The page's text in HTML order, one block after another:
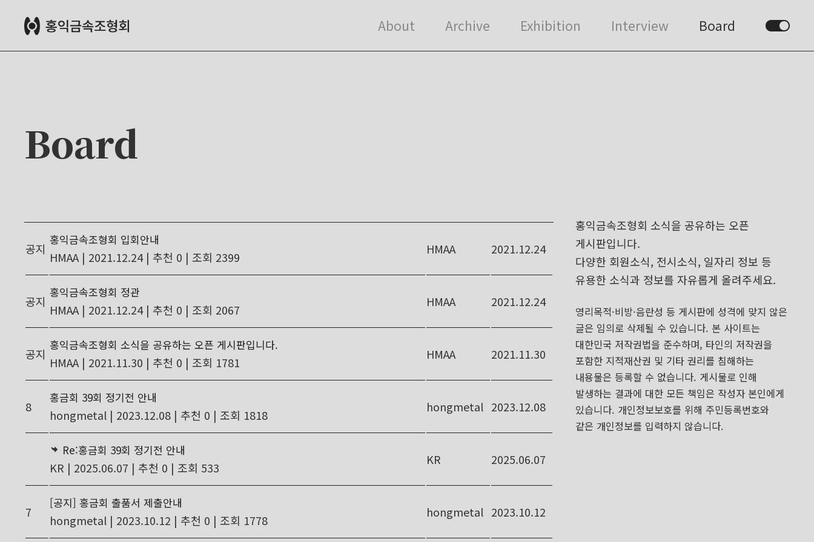
About Archive Exhibition Interview Board
Board
공지
홍익금속조형회 입회안내
HMAA | 2021.12.24 | 추천 0 | 조회 2399
HMAA 2021.12.24
공지
홍익금속조형회 정관
HMAA | 2021.12.24 | 추천 0 | 조회 2067
HMAA 2021.12.24
공지
홍익금속조형회 소식을 공유하는 오픈 게시판입니다.
HMAA | 2021.11.30 | 추천 0 | 조회 1781
HMAA 2021.11.30
8
홍금회 39회 정기전 안내
hongmetal | 2023.12.08 | 추천 0 | 조회 1818
hongmetal 2023.12.08
Re:홍금회 39회 정기전 안내
KR | 2025.06.07 | 추천 0 | 조회 533
KR 2025.06.07
7
[공지] 홍금회 출품서 제출안내
hongmetal | 2023.10.12 | 추천 0 | 조회 1778
hongmetal 2023.10.12
홍익금속조형회 소식을 공유하는 오픈
게시판입니다.
다양한 회원소식, 전시소식, 일자리 정보 등
유용한 소식과 정보를 자유롭게 올려주세요.
영리목적·비방·음란성 등 게시판에 성격에 맞지 않은
글은 임의로 삭제될 수 있습니다. 본 사이트는
대한민국 저작권법을 준수하며, 타인의 저작권을
포함한 지적재산권 및 기타 권리를 침해하는
내용물은 등록할 수 없습니다. 게시물로 인해
발생하는 결과에 대한 모든 책임은 작성자 본인에게
있습니다. 개인정보보호를 위해 주민등록번호와
같은 개인정보를 입력하지 않습니다.